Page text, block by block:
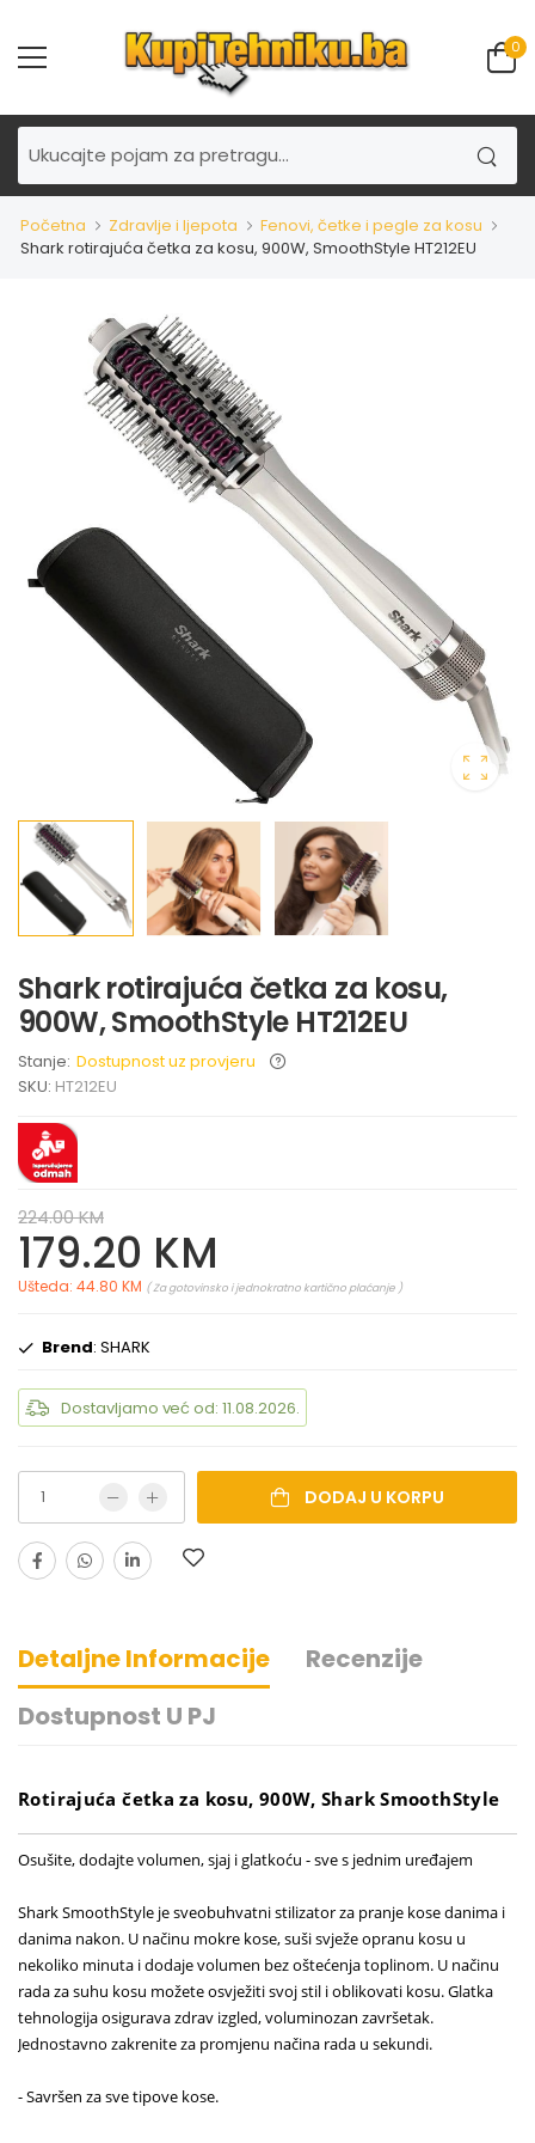
0
Početna Zdravlje i ljepota
Fenovi, četke i pegle za kosu
Shark rotirajuća četka za kosu, 900W, SmoothStyle HT212EU
Shark rotirajuća četka za kosu,
900W, SmoothStyle HT212EU
Stanje: Dostupnost uz provjeru
SKU: HT212EU
224.00 KM
179.20 KM
Ušteda: 44.80 KM ( Za gotovinsko i jednokratno kartično plaćanje )
Brend: SHARK
Dostavljamo već od: 11.08.2026.
DODAJ U KORPU
Detaljne Informacije
Recenzije
Dostupnost U PJ
Rotirajuća četka za kosu, 900W, Shark SmoothStyle
Osušite, dodajte volumen, sjaj i glatkoću - sve s jednim uređajem
Shark SmoothStyle je sveobuhvatni stilizator za pranje kose danima i
danima nakon. U načinu mokre kose, suši svježe opranu kosu u
nekoliko minuta i dodaje volumen bez oštećenja toplinom. U načinu
rada za suhu kosu možete osvježiti svoj stil i oblikovati kosu. Glatka
tehnologija osigurava zdrav izgled, voluminozan završetak.
Jednostavno zakrenite za promjenu načina rada u sekundi.
- Savršen za sve tipove kose.